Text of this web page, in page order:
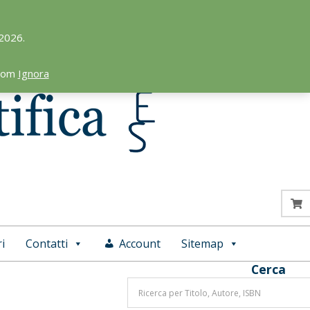
Ignora
Contatti Account Sitemap
Cerca